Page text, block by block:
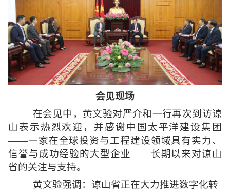
会见现场
在会见中，黄文验对严介和一行再次到访谅
山表示热烈欢迎，并感谢中国太平洋建设集团
——一家在全球投资与工程建设领域具有实力、
信誉与成功经验的大型企业——长期以来对谅山
省的关注与支持。
黄文验强调：谅山省正在大力推进数字化转